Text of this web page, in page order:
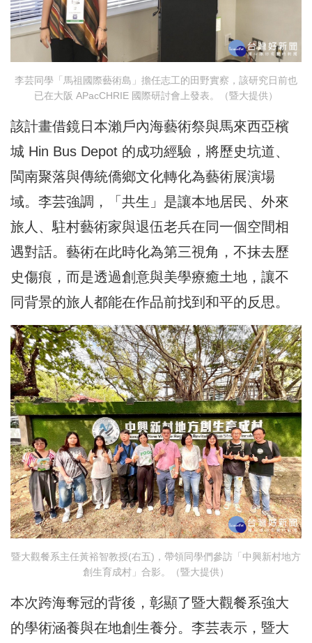
李芸同學「馬祖國際藝術島」擔任志工的田野實察，該研究日前也
已在大阪 APacCHRIE 國際研討會上發表。（暨大提供）
該計畫借鏡日本瀨戶內海藝術祭與馬來西亞檳
城 Hin Bus Depot 的成功經驗，將歷史坑道、
閩南聚落與傳統僑鄉文化轉化為藝術展演場
域。李芸強調，「共生」是讓本地居民、外來
旅人、駐村藝術家與退伍老兵在同一個空間相
遇對話。藝術在此時化為第三視角，不抹去歷
史傷痕，而是透過創意與美學療癒土地，讓不
同背景的旅人都能在作品前找到和平的反思。
暨大觀餐系主任黃裕智教授(右五)，帶領同學們參訪「中興新村地方
創生育成村」合影。（暨大提供）
本次跨海奪冠的背後，彰顯了暨大觀餐系強大
的學術涵養與在地創生養分。李芸表示，暨大